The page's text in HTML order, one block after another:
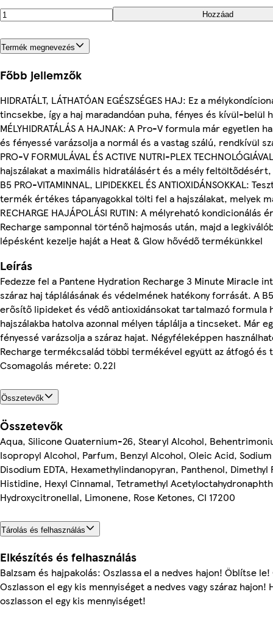
Hozzáad
Termék megnevezés
Főbb jellemzők
HIDRATÁLT, LÁTHATÓAN EGÉSZSÉGES HAJ: Ez a
tincsekbe, így a haj maradandóan puha, fényes és kívül-belül
MÉLYHIDRATÁLÁS A HAJNAK: A Pro-V formula már egyetlen
és fényessé varázsolja a normál és a vastag szálú, rendkívül
PRO-V FORMULÁVAL ÉS ACTIVE NUTRI-PLEX
hajszálakat a maximális hidratálásért és a mély
B5 PRO-VITAMINNAL, LIPIDEKKEL ÉS ANTIOXIDÁNSOKKAL:
termék értékes tápanyagokkal tölti fel a hajszálakat, melyek
RECHARGE HAJÁPOLÁSI RUTIN: A mélyreható kondicionálás
Recharge samponnal történő hajmosás után, majd a
lépésként kezelje haját a Heat & Glow hővédő termékünkkel
Leírás
Fedezze fel a Pantene Hydration Recharge 3 Minute Miracle
száraz haj táplálásának és védelmének hatékony forrását. A
erősítő lipideket és védő antioxidánsokat tartalmazó formula
hajszálakba hatolva azonnal mélyen táplálja a tincseket. Már
fényessé varázsolja a száraz hajat. Négyféleképpen
Recharge termékcsalád többi termékével együtt az átfogó és
Csomagolás mérete: 0.22l
Összetevők
Összetevők
Aqua, Silicone Quaternium-26, Stearyl Alcohol,
Isopropyl Alcohol, Parfum, Benzyl Alcohol, Oleic Acid,
Disodium EDTA, Hexamethylindanopyran, Panthenol,
Histidine, Hexyl Cinnamal, Tetramethyl
Hydroxycitronellal, Limonene, Rose Ketones, CI 17200
Tárolás és felhasználás
Elkészítés és felhasználás
Balzsam és hajpakolás: Oszlassa el a nedves hajon! Öblítse
Oszlasson el egy kis mennyiséget a nedves vagy száraz
oszlasson el egy kis mennyiséget!